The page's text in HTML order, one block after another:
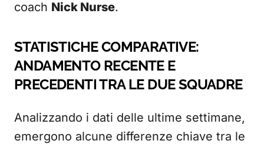
coach Nick Nurse.
STATISTICHE COMPARATIVE:
ANDAMENTO RECENTE E
PRECEDENTI TRA LE DUE SQUADRE
Analizzando i dati delle ultime settimane,
emergono alcune differenze chiave tra le